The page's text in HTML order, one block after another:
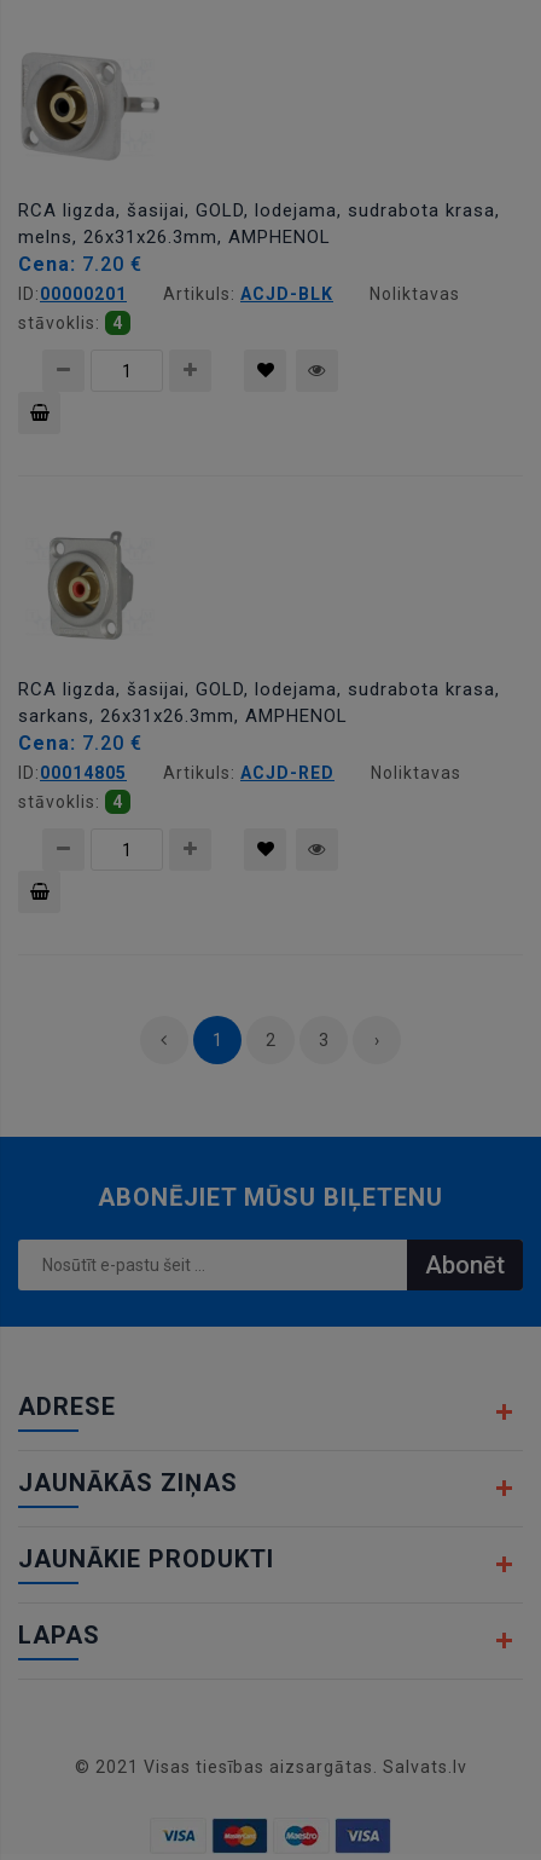
RCA ligzda, šasijai, GOLD, lodejama, sudrabota krasa,
melns, 26x31x26.3mm, AMPHENOL
Cena: 7.20 €
ID:00000201 Artikuls: ACJD-BLK
Noliktavas
stāvoklis:
4
RCA ligzda, šasijai, GOLD, lodejama, sudrabota krasa,
sarkans, 26x31x26.3mm, AMPHENOL
Cena: 7.20 €
ID:00014805 Artikuls: ACJD-RED
Noliktavas
stāvoklis:
4
1 2 3 ›
ABONĒJIET MŪSU BIĻETENU
Abonēt
ADRESE
JAUNĀKĀS ZIŅAS
JAUNĀKIE PRODUKTI
LAPAS
© 2021 Visas tiesības aizsargātas. Salvats.lv